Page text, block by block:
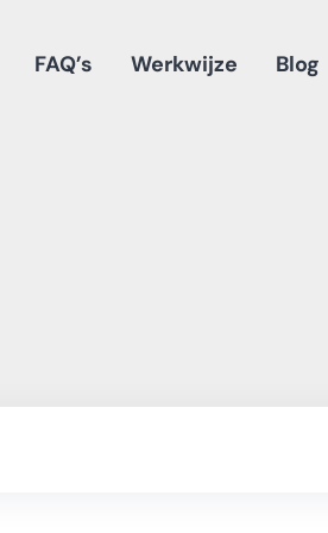
FAQ’s Werkwijze Blog